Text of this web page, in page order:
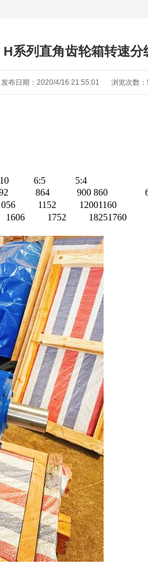
H系列直角齿轮箱转速分
发布日期：2020/4/16 21:55:01 浏览次数：
6:5
5:4
864 900 860
1152 12001160
1606 1752 18251760